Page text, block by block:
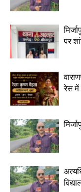
पर
रेस में